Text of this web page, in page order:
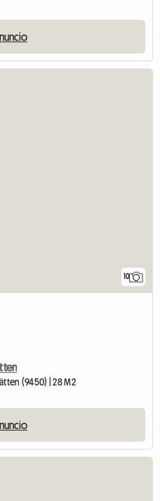
10
(9450) | 28 M2